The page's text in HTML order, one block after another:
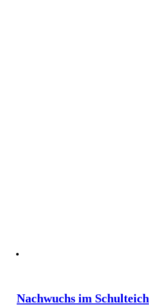
Nachwuchs im Schulteich